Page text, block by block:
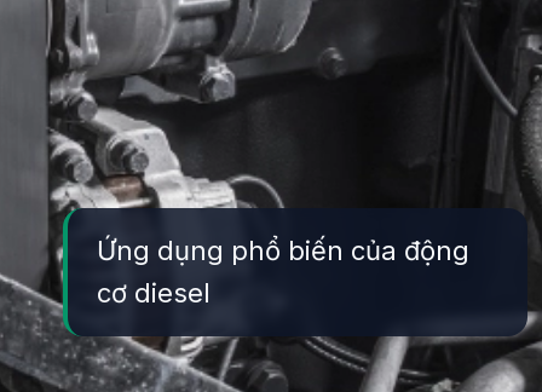
Ứng dụng phổ biến của động
cơ diesel